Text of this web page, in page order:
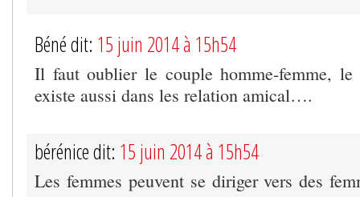
Béné dit: 15 juin 2014 à 15h54
Il faut oublier le couple homme-femme, le
existe aussi dans les relation amical….
bérénice dit: 15 juin 2014 à 15h54
Les femmes peuvent se diriger vers des